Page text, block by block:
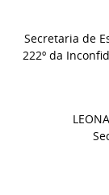
Secretaria de
222º da